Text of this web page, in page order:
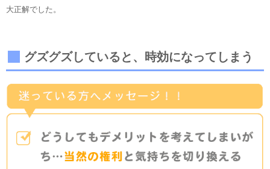
大正解でした。
グズグズしていると、時効になってしまう